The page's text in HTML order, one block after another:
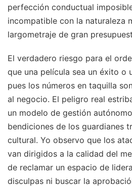
perfección conductual
incompatible con la naturaleza
largometraje de gran
El verdadero riesgo para el
que una película sea un éxito o
pues los números en taquilla
al negocio. El peligro real
un modelo de gestión
bendiciones de los guardianes
cultural. Yo observo que los
van dirigidos a la calidad del
de reclamar un espacio de
disculpas ni buscar la